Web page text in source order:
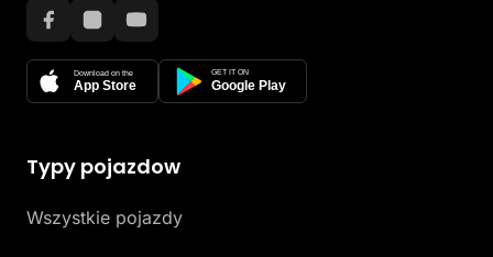
Download on the
App Store
GET IT ON
Google Play
Typy pojazdow
Wszystkie pojazdy